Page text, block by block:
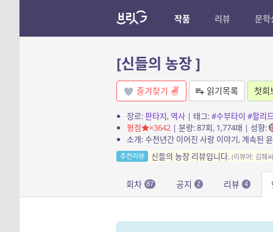
작품 리뷰 문학
[신들의 농장 ]
즐겨찾기 읽기목록 첫회
장르:판타지, 역사| 태그:#수부타이 #할리
평점
×3642| 분량: 87회, 1,774매 | 성향:
추천리뷰 신들의 농장 리뷰입니다. (리뷰어: 김줴
회차 87 공지 2 리뷰 4